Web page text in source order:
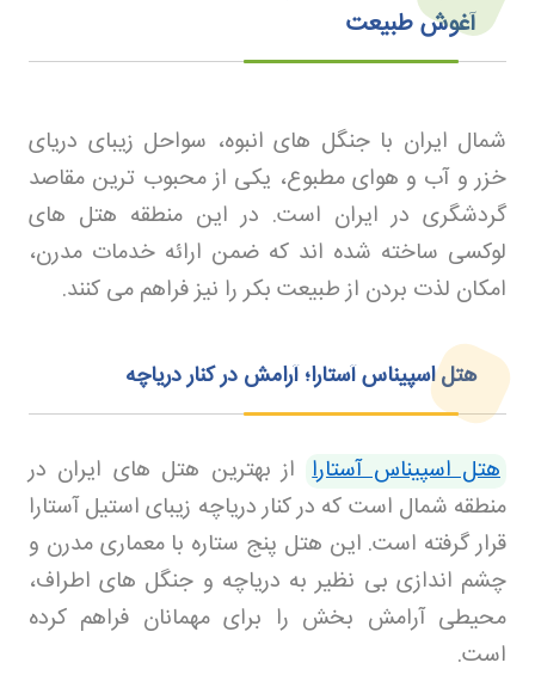
آغوش طبیعت
شمال ایران با جنگل های انبوه، سواحل زیبای دریای
خزر و آب و هوای مطبوع، یکی از محبوب ترین مقاصد
گردشگری در ایران است. در این منطقه هتل های
لوکسی ساخته شده اند که ضمن ارائه خدمات مدرن،
امکان لذت بردن از طبیعت بکر را نیز فراهم می کنند.
هتل اسپیناس آستارا؛ آرامش در کنار دریاچه
هتل اسپیناس آستارا از بهترین هتل های ایران در
منطقه شمال است که در کنار دریاچه زیبای استیل آستارا
قرار گرفته است. این هتل پنج ستاره با معماری مدرن و
چشم اندازی بی نظیر به دریاچه و جنگل های اطراف،
محیطی آرامش بخش را برای مهمانان فراهم کرده
است.